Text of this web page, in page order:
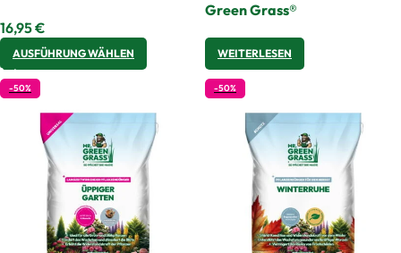
16,95€
AUSFÜHRUNG WÄHLEN
Green Grass®
WEITERLESEN
-50% -50%